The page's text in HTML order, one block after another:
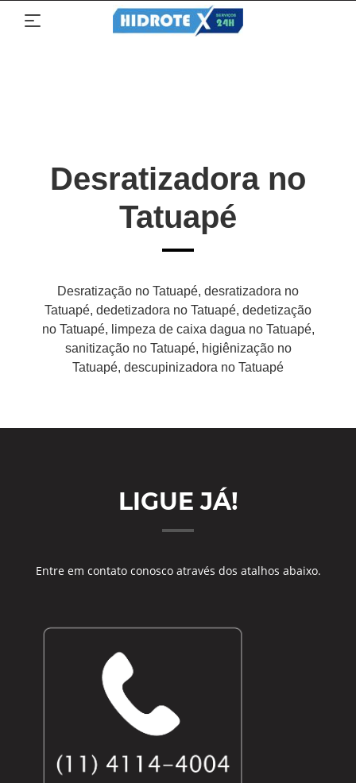
Desratizadora no
Tatuapé
Desratização no Tatuapé, desratizadora no
Tatuapé, dedetizadora no Tatuapé, dedetização
no Tatuapé, limpeza de caixa dagua no Tatuapé,
sanitização no Tatuapé, higiênização no
Tatuapé, descupinizadora no Tatuapé
LIGUE JÁ!
Entre em contato conosco através dos atalhos abaixo.